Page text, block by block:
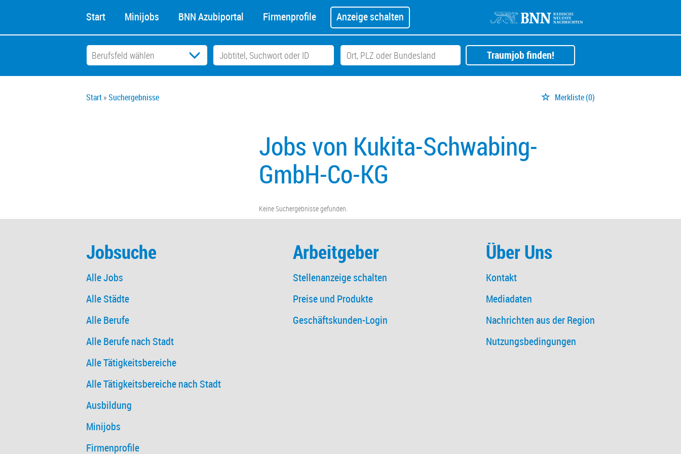
Start Minijobs BNN Azubiportal Firmenprofile Anzeige schalten
Traumjob finden!
Start Suchergebnisse Merkliste(0)
Jobs von Kukita-Schwabing-
GmbH-Co-KG
Keine Suchergebnisse gefunden.
Jobsuche
Alle Jobs
Alle Städte
Alle Berufe
Alle Berufe nach Stadt
Alle Tätigkeitsbereiche
Alle Tätigkeitsbereiche nach Stadt
Ausbildung
Minijobs
Firmenprofile
Arbeitgeber
Stellenanzeige schalten
Preise und Produkte
Geschäftskunden-Login
Über Uns
Kontakt
Mediadaten
Nachrichten aus der Region
Nutzungsbedingungen